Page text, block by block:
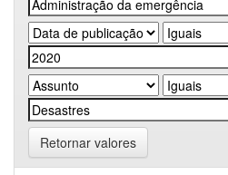
Retornar valores